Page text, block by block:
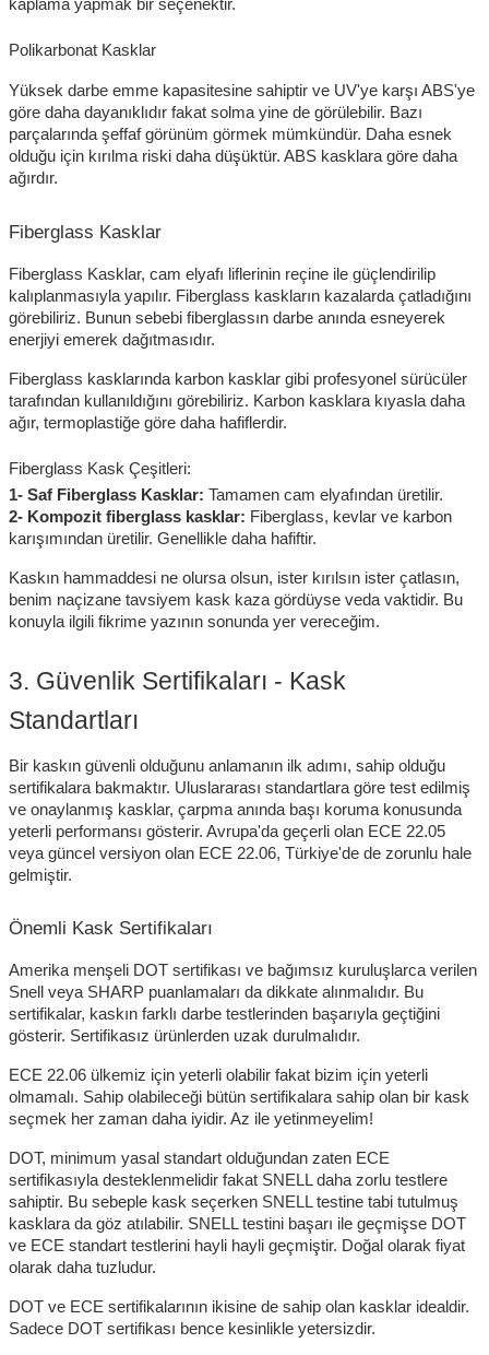
kaplama yapmak bir seçenektir.
Polikarbonat Kasklar
Yüksek darbe emme kapasitesine sahiptir ve UV'ye karşı ABS'ye
göre daha dayanıklıdır fakat solma yine de görülebilir. Bazı
parçalarında şeffaf görünüm görmek mümkündür. Daha esnek
olduğu için kırılma riski daha düşüktür. ABS kasklara göre daha
ağırdır.
Fiberglass Kasklar
Fiberglass Kasklar, cam elyafı liflerinin reçine ile güçlendirilip
kalıplanmasıyla yapılır. Fiberglass kaskların kazalarda çatladığını
görebiliriz. Bunun sebebi fiberglassın darbe anında esneyerek
enerjiyi emerek dağıtmasıdır.
Fiberglass kasklarında karbon kasklar gibi profesyonel sürücüler
tarafından kullanıldığını görebiliriz. Karbon kasklara kıyasla daha
ağır, termoplastiğe göre daha hafiflerdir.
Fiberglass Kask Çeşitleri:
1- Saf Fiberglass Kasklar: Tamamen cam elyafından üretilir.
2- Kompozit fiberglass kasklar: Fiberglass, kevlar ve karbon
karışımından üretilir. Genellikle daha hafiftir.
Kaskın hammaddesi ne olursa olsun, ister kırılsın ister çatlasın,
benim naçizane tavsiyem kask kaza gördüyse veda vaktidir. Bu
konuyla ilgili fikrime yazının sonunda yer vereceğim.
3. Güvenlik Sertifikaları - Kask
Standartları
Bir kaskın güvenli olduğunu anlamanın ilk adımı, sahip olduğu
sertifikalara bakmaktır. Uluslararası standartlara göre test edilmiş
ve onaylanmış kasklar, çarpma anında başı koruma konusunda
yeterli performansı gösterir. Avrupa'da geçerli olan ECE 22.05
veya güncel versiyon olan ECE 22.06, Türkiye'de de zorunlu hale
gelmiştir.
Önemli Kask Sertifikaları
Amerika menşeli DOT sertifikası ve bağımsız kuruluşlarca verilen
Snell veya SHARP puanlamaları da dikkate alınmalıdır. Bu
sertifikalar, kaskın farklı darbe testlerinden başarıyla geçtiğini
gösterir. Sertifikasız ürünlerden uzak durulmalıdır.
ECE 22.06 ülkemiz için yeterli olabilir fakat bizim için yeterli
olmamalı. Sahip olabileceği bütün sertifikalara sahip olan bir kask
seçmek her zaman daha iyidir. Az ile yetinmeyelim!
DOT, minimum yasal standart olduğundan zaten ECE
sertifikasıyla desteklenmelidir fakat SNELL daha zorlu testlere
sahiptir. Bu sebeple kask seçerken SNELL testine tabi tutulmuş
kasklara da göz atılabilir. SNELL testini başarı ile geçmişse DOT
ve ECE standart testlerini hayli hayli geçmiştir. Doğal olarak fiyat
olarak daha tuzludur.
DOT ve ECE sertifikalarının ikisine de sahip olan kasklar idealdir.
Sadece DOT sertifikası bence kesinlikle yetersizdir.